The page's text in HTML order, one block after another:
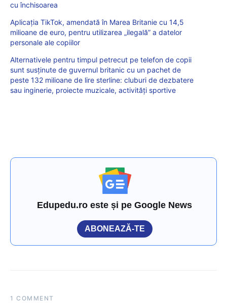
cu închisoarea
Aplicația TikTok, amendată în Marea Britanie cu 14,5
milioane de euro, pentru utilizarea „ilegală” a datelor
personale ale copiilor
Alternativele pentru timpul petrecut pe telefon de copii
sunt susținute de guvernul britanic cu un pachet de
peste 132 milioane de lire sterline: cluburi de dezbatere
sau inginerie, proiecte muzicale, activități sportive
Edupedu.ro este și pe Google News
ABONEAZĂ-TE
1 COMMENT